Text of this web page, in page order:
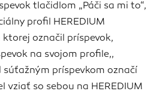
tlačidlom „Páči sa mi to“,
profil HEREDIUM
označil príspevok,
na svojom profile,,
príspevkom označí
vziať so sebou na HEREDIUM